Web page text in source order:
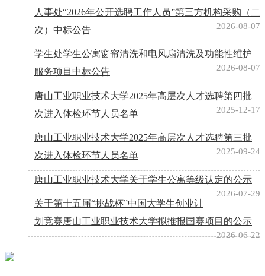
人事处“2026年公开选聘工作人员”第三方机构采购（二
次）中标公告
2026-08-07
学生处学生公寓窗帘清洗和电风扇清洗及功能性维护
服务项目中标公告
2026-08-07
唐山工业职业技术大学2025年高层次人才选聘第四批
次进入体检环节人员名单
2025-12-17
唐山工业职业技术大学2025年高层次人才选聘第三批
次进入体检环节人员名单
2025-09-24
唐山工业职业技术大学关于学生公寓等级认定的公示
2026-07-29
关于第十五届“挑战杯”中国大学生创业计
划竞赛唐山工业职业技术大学拟推报国赛项目的公示
2026-06-22